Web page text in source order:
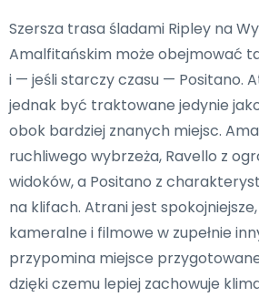
Szersza trasa śladami Ripley na
Amalfitańskim może obejmować
i — jeśli starczy czasu — Positano.
jednak być traktowane jedynie
obok bardziej znanych miejsc.
ruchliwego wybrzeża, Ravello z
widoków, a Positano z
na klifach. Atrani jest
kameralne i filmowe w zupełnie
przypomina miejsce
dzięki czemu lepiej zachowuje